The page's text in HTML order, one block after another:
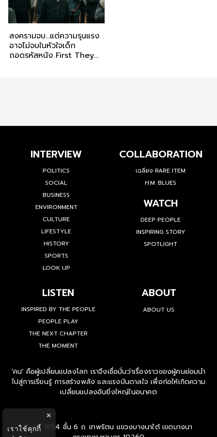
สงครามจบ…แต่ความรุนแรง
อาจไม่จบในหัวใจเด็ก
ถอดรหัสหนัง First They
INTERVIEW
POLITICS
SOCIAL
BUSINESS
ENVIRONMENT
CULTURE
LIFESTYLE
HISTORY
SPORTS
LOOK UP
COLLABORATION
เฉลียง RARE ITEM
H.M. BLUES
WATCH
DEEP PEOPLE
INSPIRING STORY
SPOTLIGHT
LISTEN
INSPIRED BY THE PEOPLE
PEOPLE PLAY
THE NEXT CHAPTER
THE MOMENT
ABOUT
ABOUT US
'คน' คือผู้เปลี่ยนแปลงโลก เราจึงเชื่อมั่นว่าเรื่องราวของผู้คนย่อมนำ
ไปสู่การเรียนรู้ การสร้างพลัง และแรงบันดาลใจ เพื่อก่อให้เกิดความ
เปลี่ยนแปลงอันยิ่งใหญ่ในอนาคต
ที่อยู่ : 1854 ชั้น 6 ถ. เทพรัตน แขวงบางนาใต้ เขตบางนา
×
เราใช้คุกกี้